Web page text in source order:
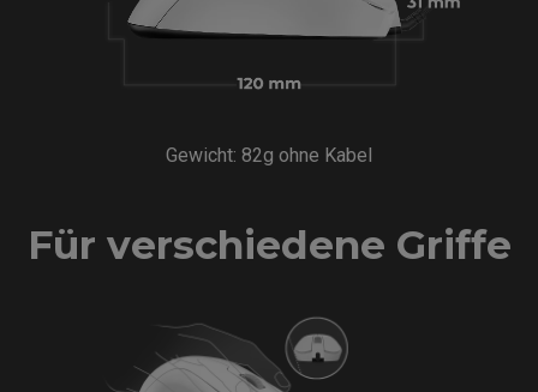
Gewicht: 82g ohne Kabel
Für verschiedene Griffe